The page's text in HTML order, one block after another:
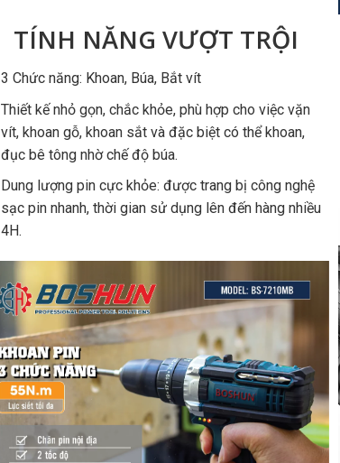
TÍNH NĂNG VƯỢT TRỘI
3 Chức năng: Khoan, Búa, Bắt vít
Thiết kế nhỏ gọn, chắc khỏe, phù hợp cho việc vặn
vít, khoan gỗ, khoan sắt và đặc biệt có thể khoan,
đục bê tông nhờ chế độ búa.
Dung lượng pin cực khỏe: được trang bị công nghệ
sạc pin nhanh, thời gian sử dụng lên đến hàng nhiều
4H.